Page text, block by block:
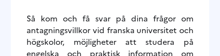
Så kom och få svar på dina frågor om
antagningsvillkor vid franska universitet och
högskolor, möjligheter att studera på
engelska och praktisk information om